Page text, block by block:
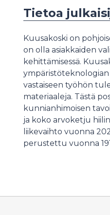
Tietoa
Kuusakoski on
on olla asiakkaiden
kehittämisessä.
vastaiseen työhön
materiaaleja. Tästä
kunnianhimoisen
ja koko arvoketju
liikevaihto vuonna
perustettu vuonna